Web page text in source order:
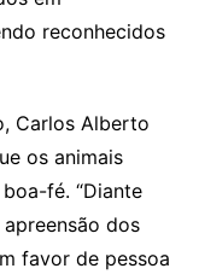
reconhecidos
Carlos Alberto
os animais
fé. “Diante
dos
favor de pessoa